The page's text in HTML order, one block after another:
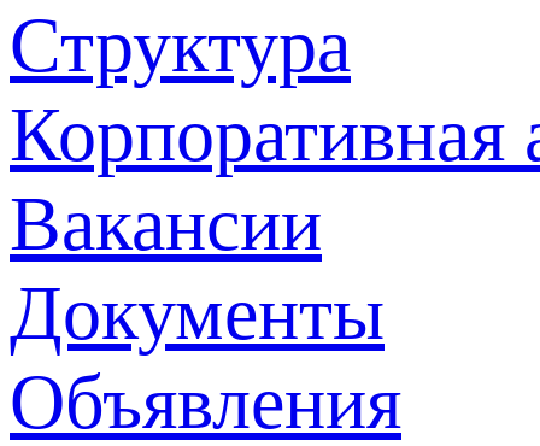
Структура
Корпоративная
Вакансии
Документы
Объявления